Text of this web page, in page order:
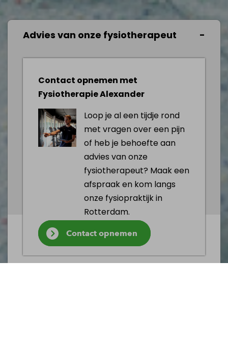
Advies van onze fysiotherapeut
Contact opnemen met
Fysiotherapie Alexander
Loop je al een tijdje rond
met vragen over een pijn
of heb je behoefte aan
advies van onze
fysiotherapeut? Maak een
afspraak en kom langs
onze fysiopraktijk in
Rotterdam.
Contact opnemen